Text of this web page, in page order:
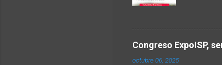
Fabiola
Congreso ExpoISP,
octubre 06, 2025